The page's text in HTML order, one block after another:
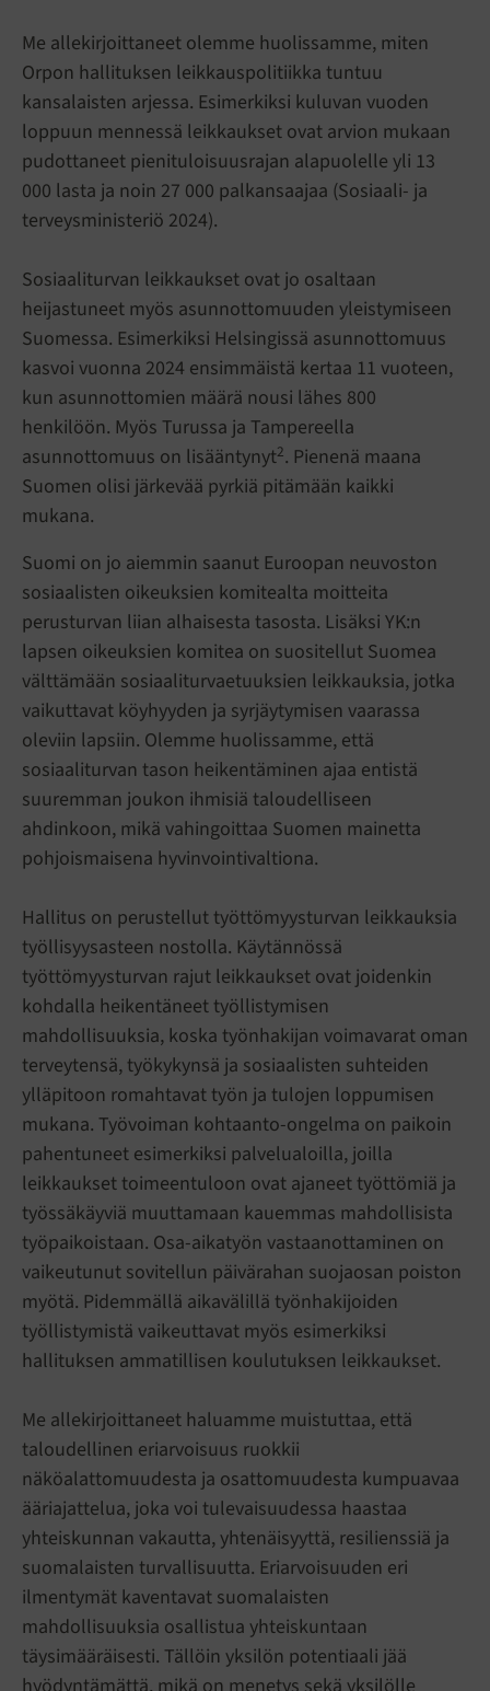
Me allekirjoittaneet olemme huolissamme, miten
Orpon hallituksen leikkauspolitiikka tuntuu
kansalaisten arjessa. Esimerkiksi kuluvan vuoden
loppuun mennessä leikkaukset ovat arvion mukaan
pudottaneet pienituloisuusrajan alapuolelle yli 13
000 lasta ja noin 27 000 palkansaajaa (Sosiaali- ja
terveysministeriö 2024).
Sosiaaliturvan leikkaukset ovat jo osaltaan
heijastuneet myös asunnottomuuden yleistymiseen
Suomessa. Esimerkiksi Helsingissä asunnottomuus
kasvoi vuonna 2024 ensimmäistä kertaa 11 vuoteen,
kun asunnottomien määrä nousi lähes 800
henkilöön. Myös Turussa ja Tampereella
asunnottomuus on lisääntynyt2. Pienenä maana
Suomen olisi järkevää pyrkiä pitämään kaikki
mukana.
Suomi on jo aiemmin saanut Euroopan neuvoston
sosiaalisten oikeuksien komitealta moitteita
perusturvan liian alhaisesta tasosta. Lisäksi YK:n
lapsen oikeuksien komitea on suositellut Suomea
välttämään sosiaaliturvaetuuksien leikkauksia, jotka
vaikuttavat köyhyyden ja syrjäytymisen vaarassa
oleviin lapsiin. Olemme huolissamme, että
sosiaaliturvan tason heikentäminen ajaa entistä
suuremman joukon ihmisiä taloudelliseen
ahdinkoon, mikä vahingoittaa Suomen mainetta
pohjoismaisena hyvinvointivaltiona.
Hallitus on perustellut työttömyysturvan leikkauksia
työllisyysasteen nostolla. Käytännössä
työttömyysturvan rajut leikkaukset ovat joidenkin
kohdalla heikentäneet työllistymisen
mahdollisuuksia, koska työnhakijan voimavarat oman
terveytensä, työkykynsä ja sosiaalisten suhteiden
ylläpitoon romahtavat työn ja tulojen loppumisen
mukana. Työvoiman kohtaanto-ongelma on paikoin
pahentuneet esimerkiksi palvelualoilla, joilla
leikkaukset toimeentuloon ovat ajaneet työttömiä ja
työssäkäyviä muuttamaan kauemmas mahdollisista
työpaikoistaan. Osa-aikatyön vastaanottaminen on
vaikeutunut sovitellun päivärahan suojaosan poiston
myötä. Pidemmällä aikavälillä työnhakijoiden
työllistymistä vaikeuttavat myös esimerkiksi
hallituksen ammatillisen koulutuksen leikkaukset.
Me allekirjoittaneet haluamme muistuttaa, että
taloudellinen eriarvoisuus ruokkii
näköalattomuudesta ja osattomuudesta kumpuavaa
ääriajattelua, joka voi tulevaisuudessa haastaa
yhteiskunnan vakautta, yhtenäisyyttä, resilienssiä ja
suomalaisten turvallisuutta. Eriarvoisuuden eri
ilmentymät kaventavat suomalaisten
mahdollisuuksia osallistua yhteiskuntaan
täysimääräisesti. Tällöin yksilön potentiaali jää